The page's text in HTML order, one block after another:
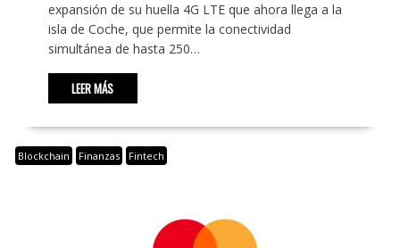
expansión de su huella 4G LTE que ahora llega a la
isla de Coche, que permite la conectividad
simultánea de hasta 250…
LEER MÁS
Blockchain Finanzas Fintech